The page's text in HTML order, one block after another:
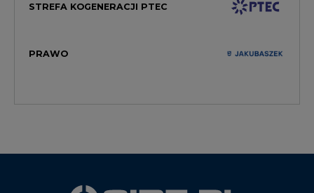
STREFA KOGENERACJI PTEC
PRAWO